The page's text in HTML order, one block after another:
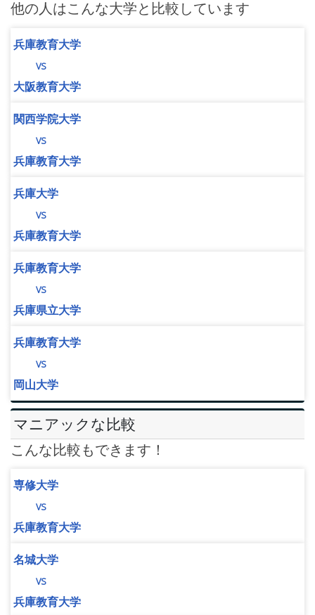
他の人はこんな大学と比較しています
兵庫教育大学
vs
大阪教育大学
関西学院大学
vs
兵庫教育大学
兵庫大学
vs
兵庫教育大学
兵庫教育大学
vs
兵庫県立大学
兵庫教育大学
vs
岡山大学
マニアックな比較
こんな比較もできます！
専修大学
vs
兵庫教育大学
名城大学
vs
兵庫教育大学